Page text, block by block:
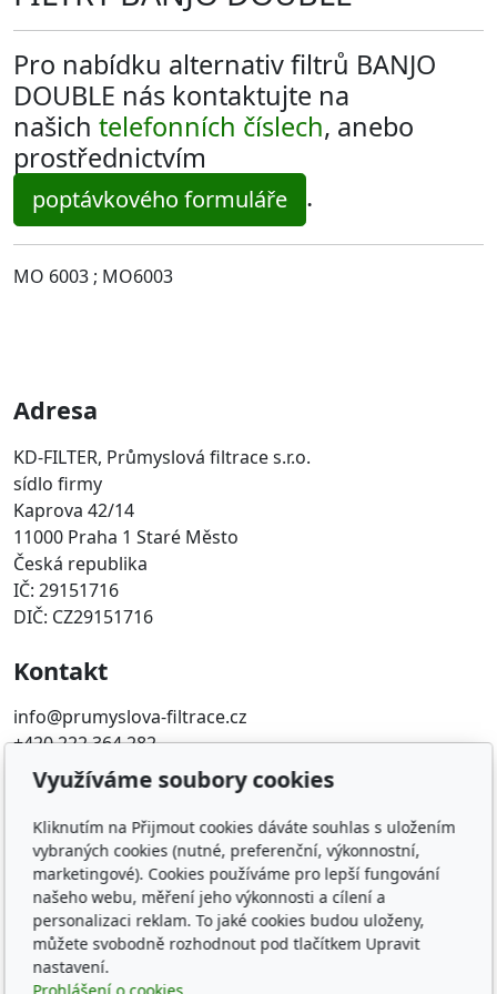
Pro nabídku alternativ filtrů BANJO
DOUBLE nás kontaktujte na
našich telefonních číslech, anebo
prostřednictvím
poptávkového formuláře .
MO 6003 ; MO6003
Adresa
KD-FILTER, Průmyslová filtrace s.r.o.
sídlo firmy
Kaprova 42/14
11000 Praha 1 Staré Město
Česká republika
IČ: 29151716
DIČ: CZ29151716
Kontakt
info@prumyslova-filtrace.cz
+420 222 364 282
Oblíbené odkazy
Katalog filtrů MANN
KDFILTER.CZ
FILTR-FILTRY.CZ
FILTER-FILTERS.EU
Vyhledávání filtrů podle rozměru
Využíváme soubory cookies
Kliknutím na Přijmout cookies dáváte souhlas s uložením
vybraných cookies (nutné, preferenční, výkonnostní,
marketingové). Cookies používáme pro lepší fungování
našeho webu, měření jeho výkonnosti a cílení a
personalizaci reklam. To jaké cookies budou uloženy,
můžete svobodně rozhodnout pod tlačítkem Upravit
nastavení.